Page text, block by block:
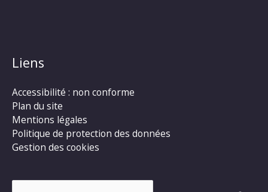
Liens
Accessibilité : non conforme
Plan du site
Mentions légales
Politique de protection des données
Gestion des cookies